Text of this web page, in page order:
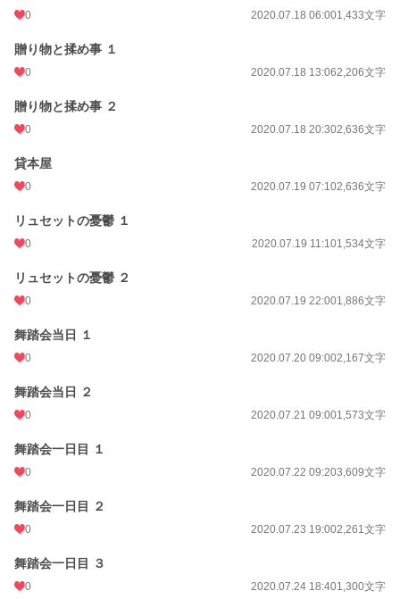
0 2020.07.18 06:001,433文字
贈り物と揉め事 １
0 2020.07.18 13:062,206文字
贈り物と揉め事 ２
0 2020.07.18 20:302,636文字
貸本屋
0 2020.07.19 07:102,636文字
リュセットの憂鬱 １
0 2020.07.19 11:101,534文字
リュセットの憂鬱 ２
0 2020.07.19 22:001,886文字
舞踏会当日 １
0 2020.07.20 09:002,167文字
舞踏会当日 ２
0 2020.07.21 09:001,573文字
舞踏会一日目 １
0 2020.07.22 09:203,609文字
舞踏会一日目 ２
0 2020.07.23 19:002,261文字
舞踏会一日目 ３
0 2020.07.24 18:401,300文字